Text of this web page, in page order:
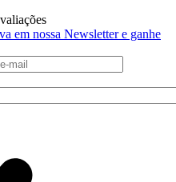
em nossa Newsletter e ganhe